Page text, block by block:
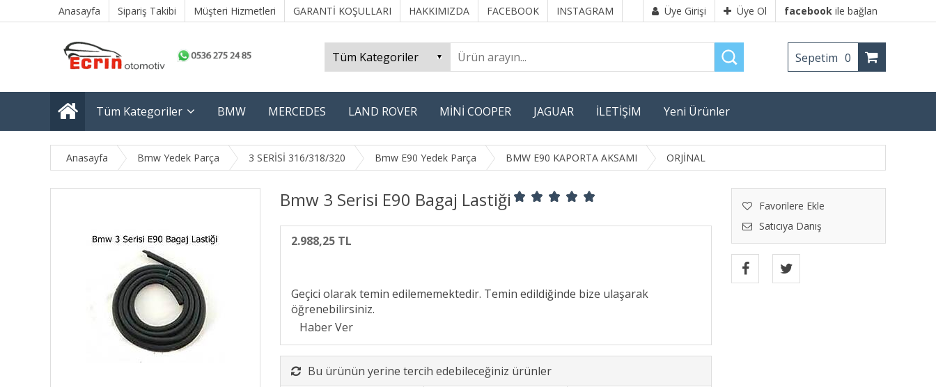
Anasayfa Sipariş Takibi Müşteri Hizmetleri GARANTİ KOŞULLARI HAKKIMIZDA FACEBOOK INSTAGRAM Üye Girişi Üye Ol facebook ile bağlan
Sepetim 0
Tüm Kategoriler BMW MERCEDES LAND ROVER MİNİ COOPER JAGUAR İLETİŞİM Yeni Ürünler
Anasayfa Bmw Yedek Parça 3 SERİSİ 316/318/320 Bmw E90 Yedek Parça BMW E90 KAPORTA AKSAMI ORJİNAL
Bmw 3 Serisi E90 Bagaj Lastiği
Favorilere Ekle
Satıcıya Danış
2.988,25 TL
Geçici olarak temin edilememektedir. Temin edildiğinde bize ulaşarak
öğrenebilirsiniz.
Bu ürünün yerine tercih edebileceğiniz ürünler